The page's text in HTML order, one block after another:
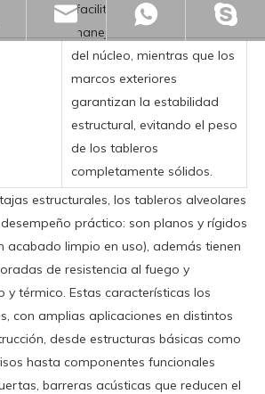
(facilitando el
manejo/instalación) a través
del núcleo, mientras que los
marcos exteriores
garantizan la estabilidad
estructural, evitando el peso
de los tableros
completamente sólidos.
estructurales, los tableros alveolares
práctico: son planos y rígidos
acabado limpio en uso), además tienen
de resistencia al fuego y
y térmico. Estas características los
con amplias aplicaciones en distintos
desde estructuras básicas como
hasta componentes funcionales
barreras acústicas que reducen el
512-55391251 +86-